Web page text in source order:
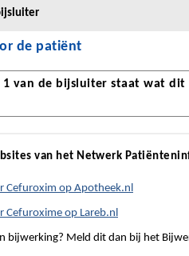
de patiënt
van de bijsluiter staat wat
van het Netwerk
Cefuroxim op Apotheek.nl
Cefuroxime op Lareb.nl
bijwerking? Meld dit dan bij het